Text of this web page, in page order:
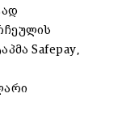
Safepay,